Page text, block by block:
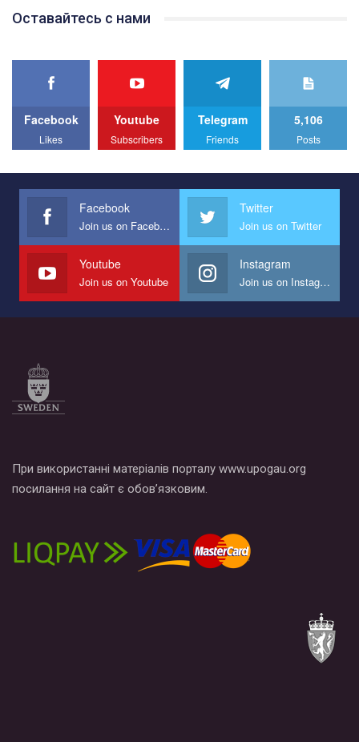
best video, representing programme for the development of
We appeal to your support and ask to help us implement our plan
All you have to do is to press "Like" below the video.
Эмоционально сильный ролик от команды "Гей-альянс
представляющий программу развития организации.
Мы просим вас поддержать нас и помочь нам реализовать
наш план по борьбе с насилием и дискриминацией на почве
СОГИ в Украине.
Все, что вам нужно сделать - это зайти на наш канал YouTube
по этой ссылке и поставить лайк под видео.
Оставайтесь с нами
Facebook
Likes
Youtube
Subscribers
Telegram
Friends
5,106
Posts
Facebook
Join us on Facebook
Twitter
Join us on Twitter
Youtube
Join us on Youtube
Instagram
Join us on Instagram
При використанні матеріалів порталу www.upogau.org
посилання на сайт є обов’язковим.